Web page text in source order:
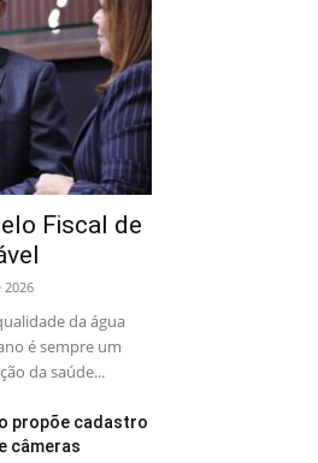
Fiscal de
2026
da água
é sempre um
da saúde...
propõe cadastro
câmeras